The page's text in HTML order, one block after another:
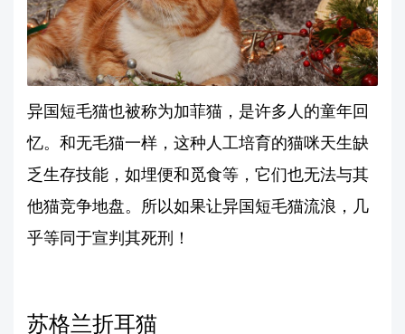
异国短毛猫也被称为加菲猫，是许多人的童年回
忆。和无毛猫一样，这种人工培育的猫咪天生缺
乏生存技能，如埋便和觅食等，它们也无法与其
他猫竞争地盘。所以如果让异国短毛猫流浪，几
乎等同于宣判其死刑！
苏格兰折耳猫